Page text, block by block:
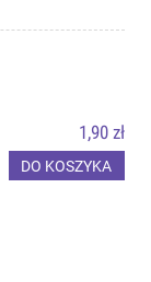
1,90 zł
DO KOSZYKA